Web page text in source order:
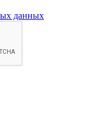
данных